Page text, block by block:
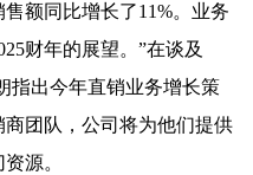
额同比增长了11%。业务
财年的展望。”在谈及
指出今年直销业务增长策
团队，公司将为他们提供
源。